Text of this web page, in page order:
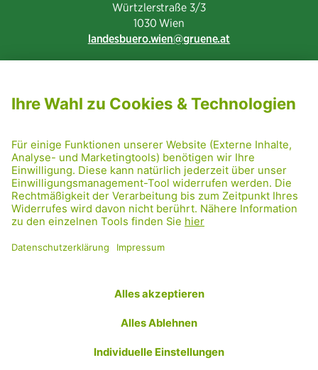
Würtzlerstraße 3/3​
1030 Wien
landesbuero.wien
gruene.at
PRESSE
GRÜNE RADRETTUNG
FRIDAY NIGHTSKATING
NETIQUETTE
DATENSCHUTZ
TRANSPARENZ
Facebook
TwitterInstagram